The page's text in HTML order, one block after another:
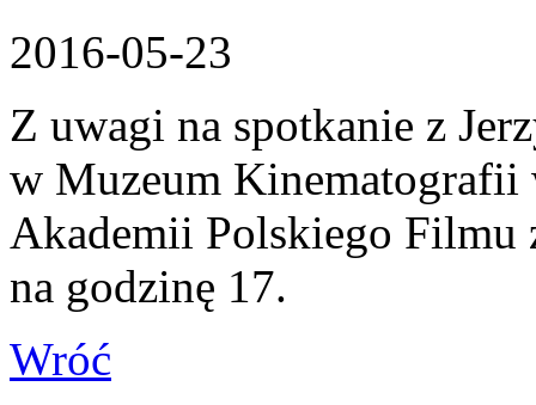
2016-05-23
Z uwagi na spotkanie z
w Muzeum Kinematografii
Akademii Polskiego Filmu
na godzinę 17.
Wróć